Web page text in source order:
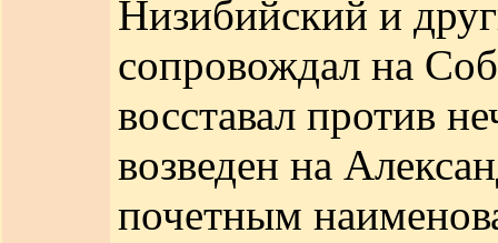
Низибийский и
сопровождал на
восставал против
возведен на
почетным